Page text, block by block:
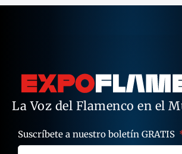
La Voz del Flamenco en el
Suscríbete a nuestro boletín GRATIS